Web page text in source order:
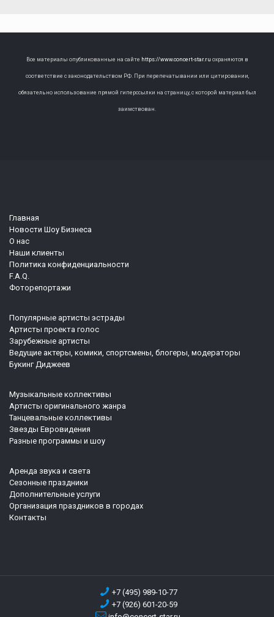
Все материалы опубликованные на сайте https://www.concert-star.ru охраняются в
соответствие с законодательством РФ. При перепечатывании или цитировании,
обязательно использование прямой гиперссылки на страницу, с которой материал был
заимствован.
Главная
Новости Шоу Бизнеса
О нас
Наши клиенты
Политика конфиденциальности
F.A.Q.
Фоторепортажи
Популярные артисты эстрады
Артисты проекта голос
Зарубежные артисты
Ведущие актеры, комики, спортсмены, блогеры, модераторы
Букинг Диджеев
Музыкальные коллективы
Артисты оригинального жанра
Танцевальные коллективы
Звезды Евровидения
Разные программы и шоу
Аренда звука и света
Сезонные праздники
Дополнительные услуги
Организация праздников в городах
Контакты
+7 (495) 989-10-77
+7 (926) 601-20-59